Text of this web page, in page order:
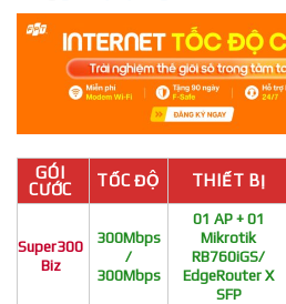
GÓI
CƯỚC
TỐC ĐỘ THIẾT BỊ
Super300
Biz
300Mbps
/
300Mbps
01 AP + 01
Mikrotik
RB760iGS/
EdgeRouter X
SFP